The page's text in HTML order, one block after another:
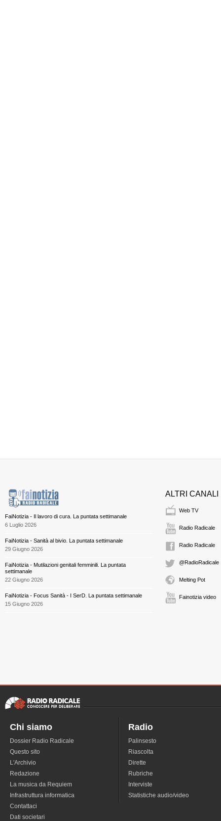
FaiNotizia - Il lavoro di cura. La puntata settimanale
6 Luglio 2026
FaiNotizia - Sanità al bivio. La puntata settimanale
29 Giugno 2026
FaiNotizia - Mutilazioni genitali femminili. La puntata
settimanale
22 Giugno 2026
FaiNotizia - Focus Sanità - I SerD. La puntata settimanale
15 Giugno 2026
ALTRI CANALI
Web TV
Radio Radicale
Radio Radicale
@RadioRadicale
Melting Pot
Fainotizia video
Chi siamo
Dossier Radio Radicale
Questo sito
L'Archivio
Redazione
La musica da Requiem
Infrastruttura informatica
Contattaci
Dati societari
Radio
Palinsesto
Riascolta
Dirette
Rubriche
Interviste
Statistiche audio/video